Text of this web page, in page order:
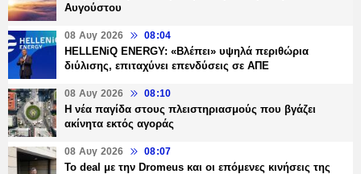
Αυγούστου
08 Αυγ 2026 08:04
HELLENiQ ENERGY: «Βλέπει» υψηλά περιθώρια
διύλισης, επιταχύνει επενδύσεις σε ΑΠΕ
08 Αυγ 2026 08:10
Η νέα παγίδα στους πλειστηριασμούς που βγάζει
ακίνητα εκτός αγοράς
08 Αυγ 2026 08:07
Το deal με την Dromeus και οι επόμενες κινήσεις της